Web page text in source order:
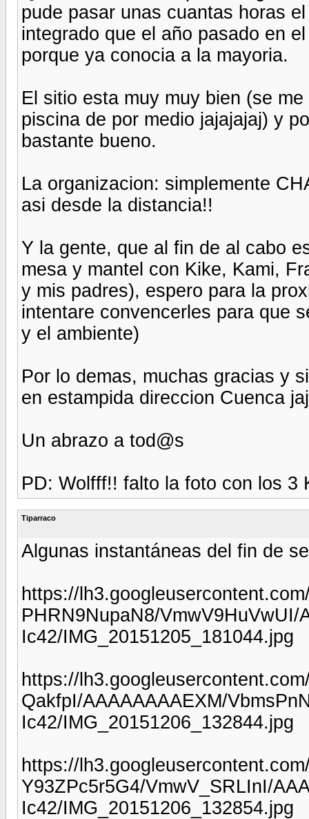
pude pasar unas cuantas horas
integrado que el año pasado en
porque ya conocia a la mayoria.
El sitio esta muy muy bien (se
piscina de por medio jajajajaj) y
bastante bueno.
La organizacion: simplemente
asi desde la distancia!!
Y la gente, que al fin de al cabo
mesa y mantel con Kike, Kami,
y mis padres), espero para la
intentare convencerles para que
y el ambiente)
Por lo demas, muchas gracias y
en estampida direccion Cuenca
Un abrazo a tod@s
PD: Wolfff!! falto la foto con los 3
Tiparraco
Algunas instantáneas del fin de
https://
PHRN9NupaN8/
Ic42/IMG_20151205_181044.jpg
https://
QakfpI/AAAAAAAAEXM/
Ic42/IMG_20151206_132844.jpg
https://
Y93ZPc5r5G4/VmwV_SRLInI/
Ic42/IMG_20151206_132854.jpg